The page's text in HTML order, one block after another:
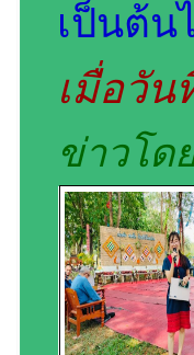
เป็นต้น
เมื่อวัน
ข่าวโด